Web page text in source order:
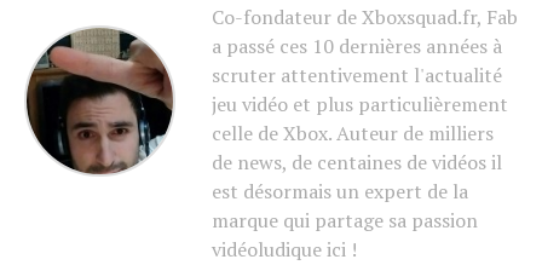
Co-fondateur de Xboxsquad.fr, Fab
a passé ces 10 dernières années à
scruter attentivement l'actualité
jeu vidéo et plus particulièrement
celle de Xbox. Auteur de milliers
de news, de centaines de vidéos il
est désormais un expert de la
marque qui partage sa passion
vidéoludique ici !